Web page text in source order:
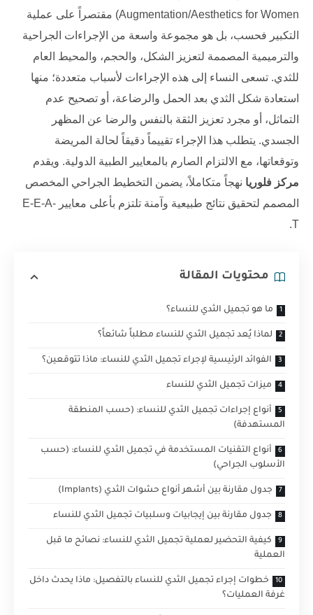
Augmentation/Aesthetics for Women) مقتصراً على عملية
التكبير فحسب، بل هو مجموعة واسعة من الإجراءات الجراحية
والترميمية المصممة لتعزيز الشكل، والحجم، والمحيط العام
للثدي. تسعى النساء إلى هذه الإجراءات لأسباب متعددة؛ منها
استعادة شكل الثدي بعد الحمل والرضاعة، أو تصحيح عدم
التماثل، أو مجرد تعزيز الثقة بالنفس والرضا عن المظهر
الجسدي. يتطلب هذا الإجراء تقييماً دقيقاً لحالة المريضة
وتوقعاتها، مع الالتزام الصارم بالمعايير الطبية الدولية. ويقدم
مركز فلوريا نهجاً متكاملاً، يضمن التخطيط الجراحي المخصص
المصمم لتحقيق نتائج طبيعية وآمنة تلتزم بأعلى معايير E-E-A-
T.
محتويات المقالة
ما هو تجميل الثدي ‏للنساء؟
لماذا يُعد تجميل الثدي ‏للنساء مطلباً شائعاً؟
الفوائد الرئيسية لإجراء تجميل الثدي ‏للنساء: ماذا تتوقعين؟
ميزات تجميل الثدي للنساء
أنواع إجراءات تجميل الثدي ‏للنساء: (حسب المنطقة
المستهدفة)
أنواع التقنيات المستخدمة في تجميل الثدي للنساء: (حسب
الأسلوب الجراحي)
جدول مقارنة بين أشهر أنواع حشوات الثدي (Implants)
جدول مقارنة بين إيجابيات وسلبيات تجميل الثدي ‏للنساء
كيفية التحضير لعملية تجميل الثدي ‏للنساء: نصائح ما قبل
العملية
خطوات إجراء تجميل الثدي للنساء بالتفصيل: ماذا يحدث داخل
غرفة العمليات؟